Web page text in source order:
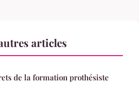
articles
de la formation prothésiste